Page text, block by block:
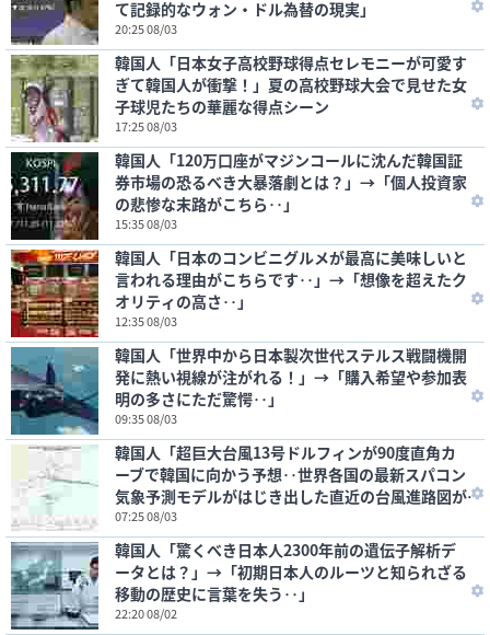
て記録的なウォン・ドル為替の現実」
20:25 08/03
韓国人「日本女子高校野球得点セレモニーが可愛す
ぎて韓国人が衝撃！」夏の高校野球大会で見せた女
子球児たちの華麗な得点シーン
17:25 08/03
韓国人「120万口座がマジンコールに沈んだ韓国証
券市場の恐るべき大暴落劇とは？」→「個人投資家
の悲惨な末路がこちら‥」
15:35 08/03
韓国人「日本のコンビニグルメが最高に美味しいと
言われる理由がこちらです‥」→「想像を超えたク
オリティの高さ‥」
12:35 08/03
韓国人「世界中から日本製次世代ステルス戦闘機開
発に熱い視線が注がれる！」→「購入希望や参加表
明の多さにただ驚愕‥」
09:35 08/03
韓国人「超巨大台風13号ドルフィンが90度直角カ
ーブで韓国に向かう予想‥世界各国の最新スパコン
気象予測モデルがはじき出した直近の台風進路図が
こちらです‥」
07:25 08/03
韓国人「驚くべき日本人2300年前の遺伝子解析デ
ータとは？」→「初期日本人のルーツと知られざる
移動の歴史に言葉を失う‥」
22:20 08/02